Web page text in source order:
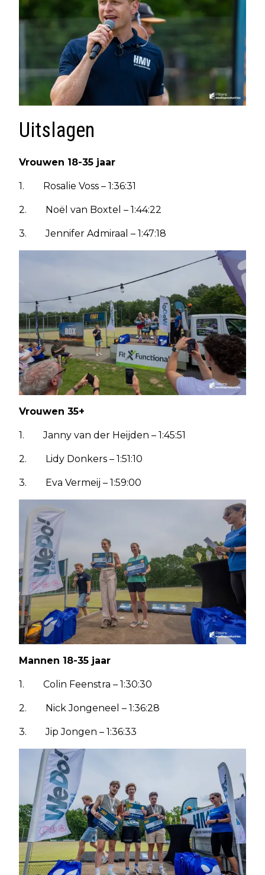
Uitslagen
Vrouwen 18-35 jaar
1. Rosalie Voss – 1:36:31
2. Noël van Boxtel – 1:44:22
3. Jennifer Admiraal – 1:47:18
Vrouwen 35+
1. Janny van der Heijden – 1:45:51
2. Lidy Donkers – 1:51:10
3. Eva Vermeij – 1:59:00
Mannen 18-35 jaar
1. Colin Feenstra – 1:30:30
2. Nick Jongeneel – 1:36:28
3. Jip Jongen – 1:36:33